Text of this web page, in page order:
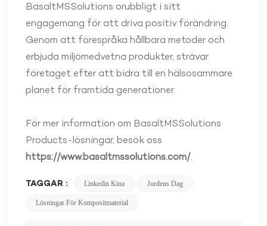
BasaltMSSolutions orubbligt i sitt
engagemang för att driva positiv förändring.
Genom att förespråka hållbara metoder och
erbjuda miljömedvetna produkter, strävar
företaget efter att bidra till en hälsosammare
planet för framtida generationer.
För mer information om BasaltMSSolutions
Products-lösningar, besök oss
https://www.basaltmssolutions.com/.
TAGGAR : Linkedin Kina Jordens Dag
Lösningar För Kompositmaterial